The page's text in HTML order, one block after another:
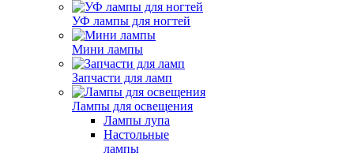
УФ лампы для ногтей
Мини лампы
Запчасти для ламп
Лампы для освещения
Лампы лупа
Настольные
лампы